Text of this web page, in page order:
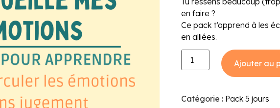
en faire ?
Ce pack t’apprend à les
en alliées.
Ajouter au
Catégorie : Pack 5 jours